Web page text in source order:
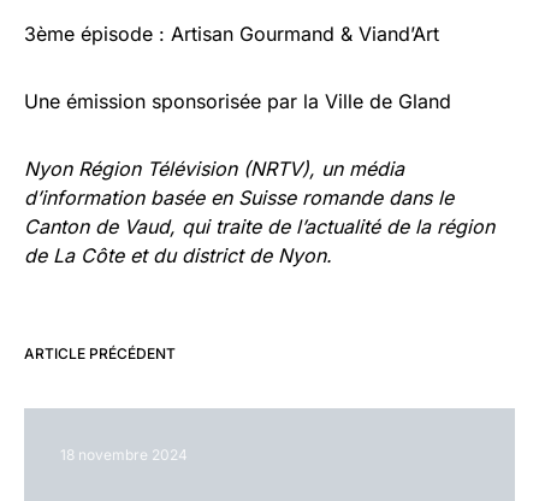
3ème épisode : Artisan Gourmand & Viand’Art
Une émission sponsorisée par la Ville de Gland
Nyon Région Télévision (NRTV), un média
d’information basée en Suisse romande dans le
Canton de Vaud, qui traite de l’actualité de la région
de La Côte et du district de Nyon.
ARTICLE PRÉCÉDENT
18 novembre 2024